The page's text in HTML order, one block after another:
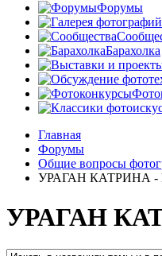
Форумы
Барахолка
Главная
Форумы
Общие вопросы
УРАГАН КАТРИНА
УРАГАН